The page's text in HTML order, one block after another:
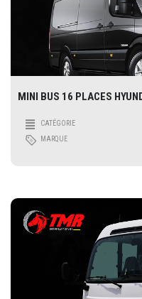
MINI BUS 16 PLACES
CATÉGORIE
MARQUE